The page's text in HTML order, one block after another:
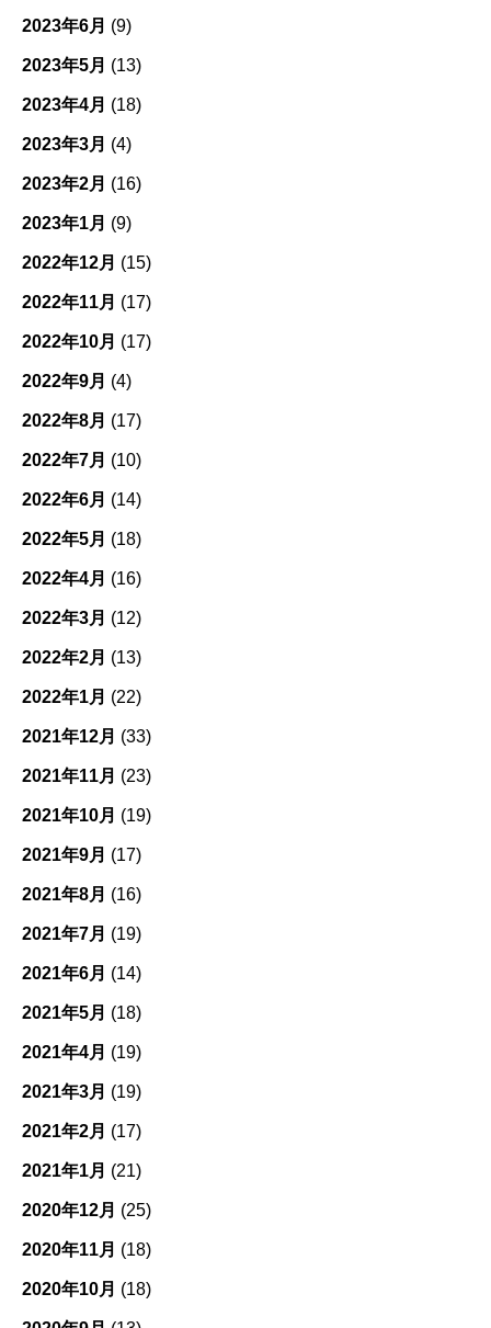
2023年6月 (9)
2023年5月 (13)
2023年4月 (18)
2023年3月 (4)
2023年2月 (16)
2023年1月 (9)
2022年12月 (15)
2022年11月 (17)
2022年10月 (17)
2022年9月 (4)
2022年8月 (17)
2022年7月 (10)
2022年6月 (14)
2022年5月 (18)
2022年4月 (16)
2022年3月 (12)
2022年2月 (13)
2022年1月 (22)
2021年12月 (33)
2021年11月 (23)
2021年10月 (19)
2021年9月 (17)
2021年8月 (16)
2021年7月 (19)
2021年6月 (14)
2021年5月 (18)
2021年4月 (19)
2021年3月 (19)
2021年2月 (17)
2021年1月 (21)
2020年12月 (25)
2020年11月 (18)
2020年10月 (18)